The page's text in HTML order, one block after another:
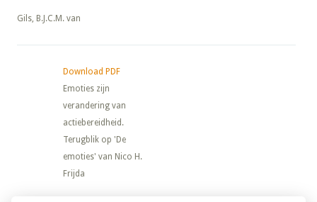
​​​​​​​Gils, B.J.C.M. van
Download PDF
Emoties zijn
verandering van
actiebereidheid.
Terugblik op 'De
emoties' van Nico H.
Frijda